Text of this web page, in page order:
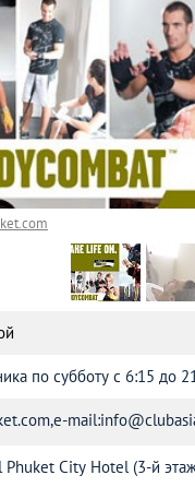
Лондон
Анджелес
Москва
Париж
Пхукет
по субботу с 6:15 до
mail:
Phuket City Hotel (3-й